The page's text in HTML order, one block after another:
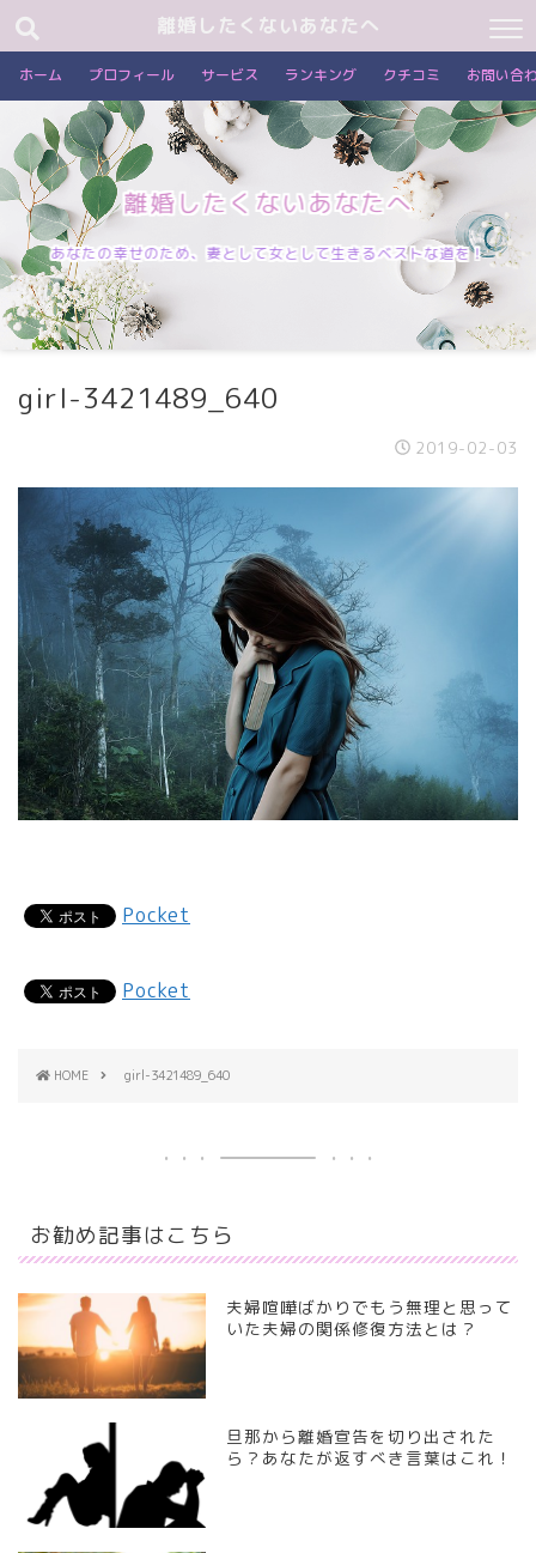
離婚したくないあなたへ
ホーム プロフィール サービス ランキング クチコミ お問い合
離婚したくないあなたへ
あなたの幸せのため、妻として女として生きるベストな道を！
girl-3421489_640
2019-02-03
Pocket
Pocket
HOME girl-3421489_640
お勧め記事はこちら
夫婦喧嘩ばかりでもう無理と思って
いた夫婦の関係修復方法とは？
旦那から離婚宣告を切り出された
ら？あなたが返すべき言葉はこれ！